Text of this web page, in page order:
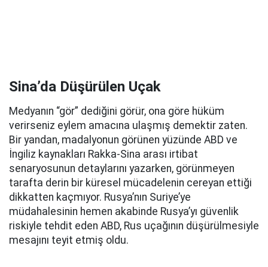
Sina’da Düşürülen Uçak
Medyanın “gör” dediğini görür, ona göre hüküm
verirseniz eylem amacına ulaşmış demektir zaten.
Bir yandan, madalyonun görünen yüzünde ABD ve
İngiliz kaynakları Rakka-Sina arası irtibat
senaryosunun detaylarını yazarken, görünmeyen
tarafta derin bir küresel mücadelenin cereyan ettiği
dikkatten kaçmıyor. Rusya’nın Suriye’ye
müdahalesinin hemen akabinde Rusya’yı güvenlik
riskiyle tehdit eden ABD, Rus uçağının düşürülmesiyle
mesajını teyit etmiş oldu.